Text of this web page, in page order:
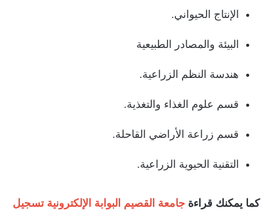
الإنتاج الحيواني.
البيئة والمصادر الطبيعية
هندسة النظم الزراعية.
قسم علوم الغذاء والتغذية.
قسم زراعة الأراضي القاحلة.
التقنية الحيوية الزراعية.
كما يمكنك قراءة جامعة القصيم البوابة الإلكترونية تسجيل